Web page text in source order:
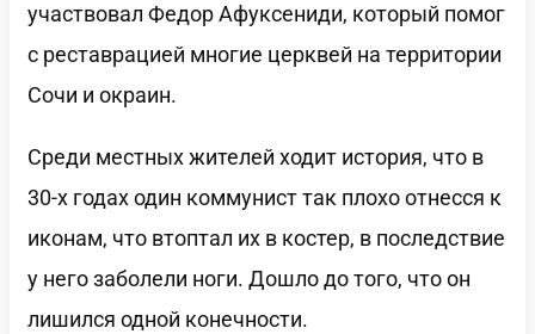
участвовал Федор Афуксениди, который помог
с реставрацией многие церквей на территории
Сочи и окраин.
Среди местных жителей ходит история, что в
30-х годах один коммунист так плохо отнесся к
иконам, что втоптал их в костер, в последствие
у него заболели ноги. Дошло до того, что он
лишился одной конечности.